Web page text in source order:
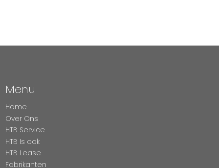
Menu
Home
Over Ons
HTB Service
HTB Is ook
HTB Lease
Fabrikanten